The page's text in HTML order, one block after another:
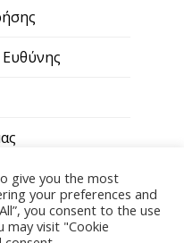
give you the most
your preferences and
you consent to the use
may visit "Cookie